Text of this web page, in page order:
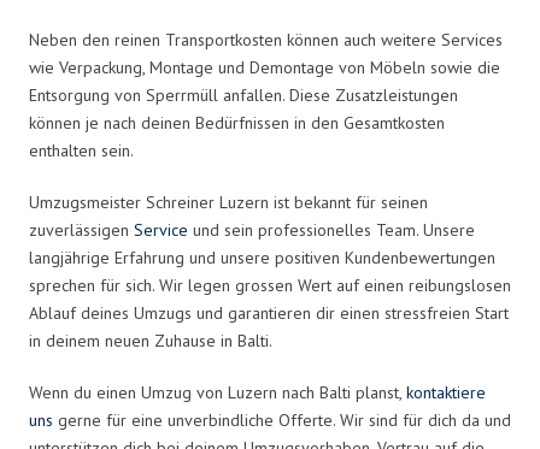
Neben den reinen Transportkosten können auch weitere Services
wie Verpackung, Montage und Demontage von Möbeln sowie die
Entsorgung von Sperrmüll anfallen. Diese Zusatzleistungen
können je nach deinen Bedürfnissen in den Gesamtkosten
enthalten sein.
Umzugsmeister Schreiner Luzern ist bekannt für seinen
zuverlässigen Service und sein professionelles Team. Unsere
langjährige Erfahrung und unsere positiven Kundenbewertungen
sprechen für sich. Wir legen grossen Wert auf einen reibungslosen
Ablauf deines Umzugs und garantieren dir einen stressfreien Start
in deinem neuen Zuhause in Balti.
Wenn du einen Umzug von Luzern nach Balti planst, kontaktiere
uns gerne für eine unverbindliche Offerte. Wir sind für dich da und